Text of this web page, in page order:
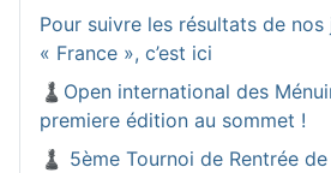
Pour suivre les résultats de nos
« France », c’est ici
♟️Open international des
premiere édition au sommet !
♟️ 5ème Tournoi de Rentrée